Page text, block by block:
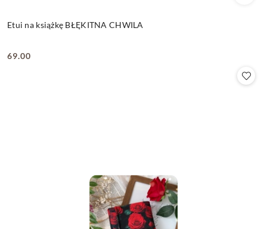
Etui na książkę BŁĘKITNA CHWILA
Cena:
69.00